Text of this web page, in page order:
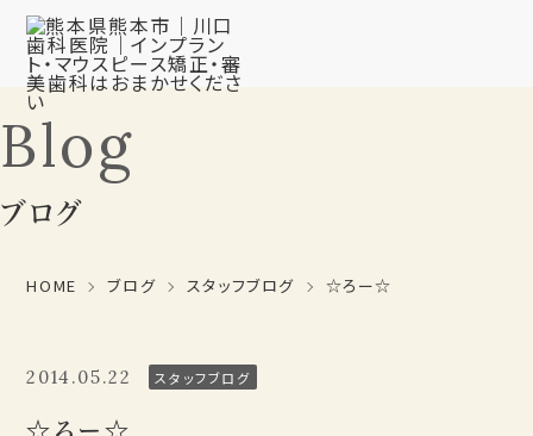
Blog
ブログ
HOME ブログ スタッフブログ ☆ろー☆
2014.05.22 スタッフブログ